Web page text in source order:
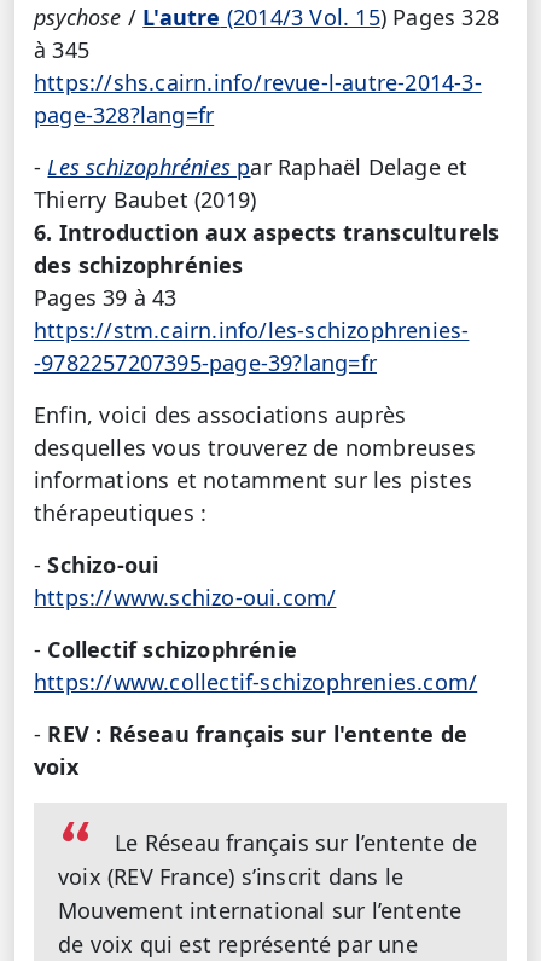
psychose / L'autre (2014/3 Vol. 15) Pages 328
à 345
https://shs.cairn.info/revue-l-autre-2014-3-
page-328?lang=fr
- Les schizophrénies par Raphaël Delage et
Thierry Baubet (2019)
6. Introduction aux aspects transculturels
des schizophrénies
Pages 39 à 43
https://stm.cairn.info/les-schizophrenies-
-9782257207395-page-39?lang=fr
Enfin, voici des associations auprès
desquelles vous trouverez de nombreuses
informations et notamment sur les pistes
thérapeutiques :
- Schizo-oui
https://www.schizo-oui.com/
- Collectif schizophrénie
https://www.collectif-schizophrenies.com/
- REV : Réseau français sur l'entente de
voix
Le Réseau français sur l’entente de
voix (REV France) s’inscrit dans le
Mouvement international sur l’entente
de voix qui est représenté par une